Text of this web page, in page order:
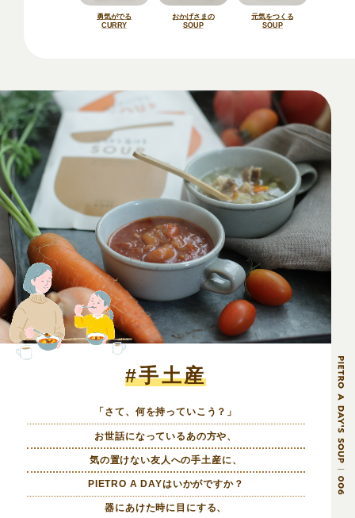
勇気がでる
CURRY
おかげさまの
SOUP
元気をつくる
SOUP
#手土産
「さて、何を持っていこう？」
お世話になっているあの方や、
気の置けない友人への手土産に、
PIETRO A DAYはいかがですか？
器にあけた時に目にする、